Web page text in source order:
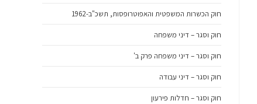
חוק הכשרות המשפטית והאפוטרופסות, תשכ"ב-1962
חוק וסגר – דיני משפחה
חוק וסגר – דיני משפחה פרק ב'
חוק וסגר – דיני עבודה
חוק וסגר – חדלות פירעון